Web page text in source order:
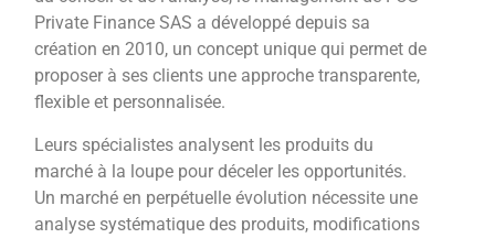
Private Finance SAS a développé depuis sa
création en 2010, un concept unique qui permet de
proposer à ses clients une approche transparente,
flexible et personnalisée.
Leurs spécialistes analysent les produits du
marché à la loupe pour déceler les opportunités.
Un marché en perpétuelle évolution nécessite une
analyse systématique des produits, modifications